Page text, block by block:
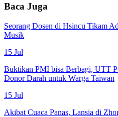
Baca Juga
Seorang Dosen di Hsincu Tikam
Musik
15 Jul
Buktikan PMI bisa Berbagi, UTT
Donor Darah untuk Warga Taiwan
15 Jul
Akibat Cuaca Panas, Lansia di